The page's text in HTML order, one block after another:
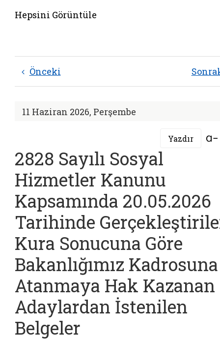
Hepsini Görüntüle
Önceki
11 Haziran 2026, Perşembe
Yazdır
2828 Sayılı Sosyal
Hizmetler Kanunu
Kapsamında 20.05.2026
Tarihinde
Kura Sonucuna Göre
Bakanlığımız Kadrosuna
Atanmaya Hak Kazanan
Adaylardan İstenilen
Belgeler